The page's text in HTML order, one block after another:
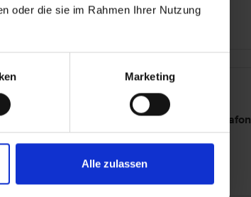
oder die sie im Rahmen Ihrer Nutzung
Marketing
Alle zulassen
Hotel Silvretta
Österreich – St. Gallenkirch / Montafon
Vorarlberg